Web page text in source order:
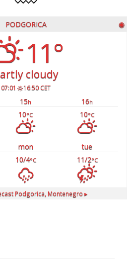
PODGORICA ◉
11°
cloudy
07:01 16:50 CET
15h 16h
10°C 10°C
mon
tue
10/4°C 11/2°C
Podgorica, Montenegro ▸